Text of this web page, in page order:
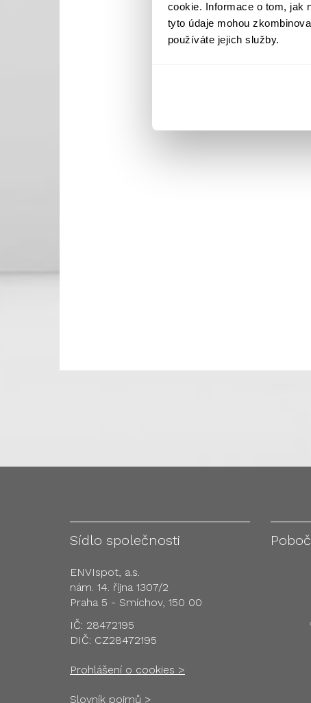
cookie. Informace o tom, jak
tyto údaje mohou
používáte jejich služby.
Sídlo společnosti
ENVIspot, a.s.
nám. 14. října 1307/2
Praha 5 - Smíchov, 150 00
IČ: 28472195
DIČ: CZ28472195
Prohlášení o cookies >
Slovník pojmů >